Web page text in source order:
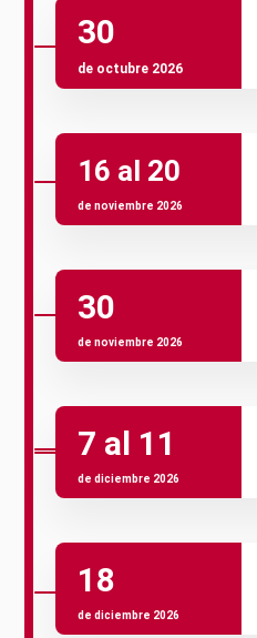
30
de octubre 2026
16 al 20
de noviembre 2026
30
de noviembre 2026
7 al 11
de diciembre 2026
18
de diciembre 2026